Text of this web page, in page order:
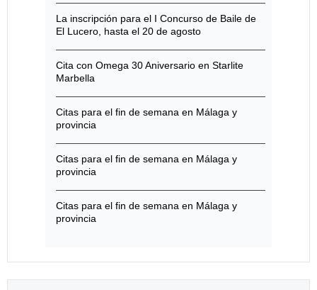
La inscripción para el I Concurso de Baile de
El Lucero, hasta el 20 de agosto
Cita con Omega 30 Aniversario en Starlite
Marbella
Citas para el fin de semana en Málaga y
provincia
Citas para el fin de semana en Málaga y
provincia
Citas para el fin de semana en Málaga y
provincia